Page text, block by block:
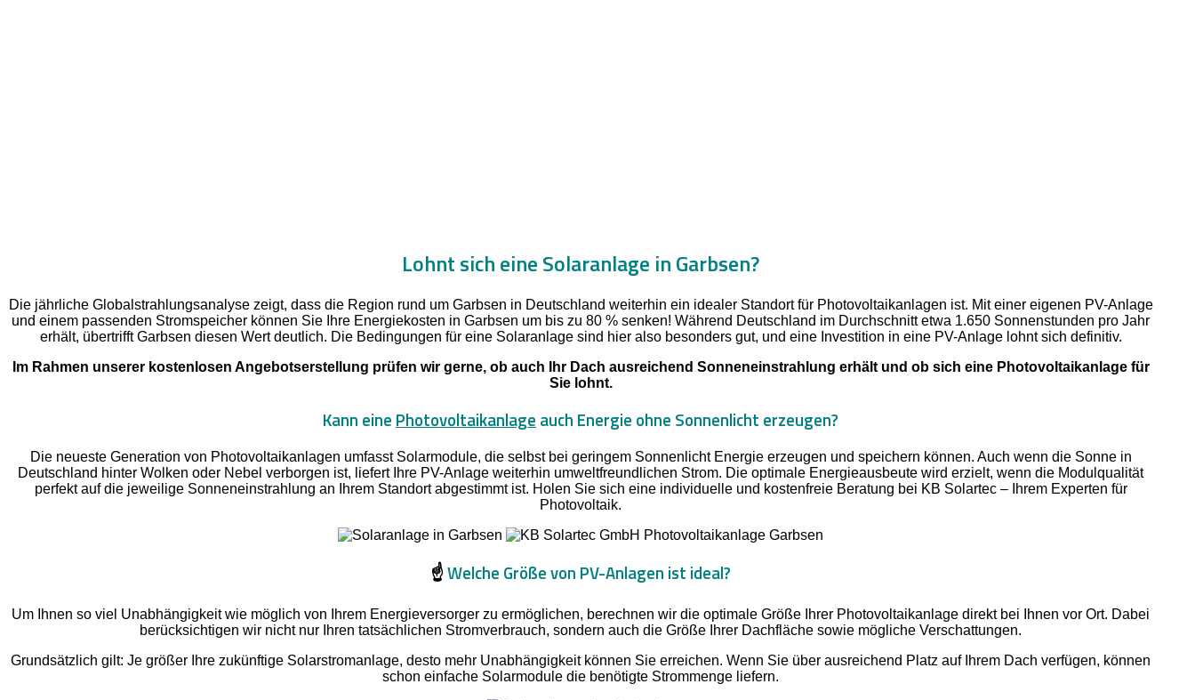
Lohnt sich eine Solaranlage in Garbsen?
Die jährliche Globalstrahlungsanalyse zeigt, dass die Region rund um Garbsen in Deutschland weiterhin ein idealer Standort für Photovoltaikanlagen ist. Mit einer eigenen PV-Anlage
und einem passenden Stromspeicher können Sie Ihre Energiekosten in Garbsen um bis zu 80 % senken! Während Deutschland im Durchschnitt etwa 1.650 Sonnenstunden pro Jahr
erhält, übertrifft Garbsen diesen Wert deutlich. Die Bedingungen für eine Solaranlage sind hier also besonders gut, und eine Investition in eine PV-Anlage lohnt sich definitiv.
Im Rahmen unserer kostenlosen Angebotserstellung prüfen wir gerne, ob auch Ihr Dach ausreichend Sonneneinstrahlung erhält und ob sich eine Photovoltaikanlage für
Sie lohnt.
Kann eine Photovoltaikanlage auch Energie ohne Sonnenlicht erzeugen?
Die neueste Generation von Photovoltaikanlagen umfasst Solarmodule, die selbst bei geringem Sonnenlicht Energie erzeugen und speichern können. Auch wenn die Sonne in
Deutschland hinter Wolken oder Nebel verborgen ist, liefert Ihre PV-Anlage weiterhin umweltfreundlichen Strom. Die optimale Energieausbeute wird erzielt, wenn die Modulqualität
perfekt auf die jeweilige Sonneneinstrahlung an Ihrem Standort abgestimmt ist. Holen Sie sich eine individuelle und kostenfreie Beratung bei KB Solartec – Ihrem Experten für
Photovoltaik.
☝️Welche Größe von PV-Anlagen ist ideal?
Um Ihnen so viel Unabhängigkeit wie möglich von Ihrem Energieversorger zu ermöglichen, berechnen wir die optimale Größe Ihrer Photovoltaikanlage direkt bei Ihnen vor Ort. Dabei
berücksichtigen wir nicht nur Ihren tatsächlichen Stromverbrauch, sondern auch die Größe Ihrer Dachfläche sowie mögliche Verschattungen.
Grundsätzlich gilt: Je größer Ihre zukünftige Solarstromanlage, desto mehr Unabhängigkeit können Sie erreichen. Wenn Sie über ausreichend Platz auf Ihrem Dach verfügen, können
schon einfache Solarmodule die benötigte Strommenge liefern.